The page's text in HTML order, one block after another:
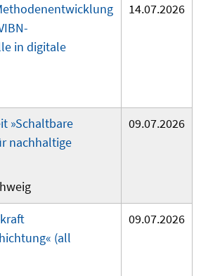
in digitale
14.07.2026
»Schaltbare
nachhaltige
09.07.2026
(all
09.07.2026